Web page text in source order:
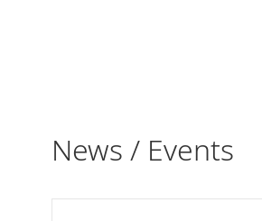
News / Events